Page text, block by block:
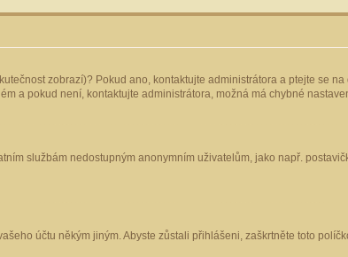
zobrazí)? Pokud ano, kontaktujte administrátora a ptejte se na
a pokud není, kontaktujte administrátora, možná má chybné
službám nedostupným anonymním uživatelům, jako např.
účtu někým jiným. Abyste zůstali přihlášeni, zaškrtněte toto